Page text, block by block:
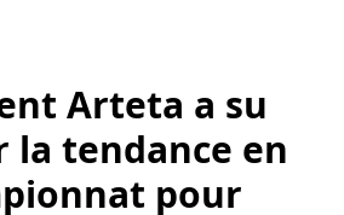
Arteta a su
la tendance en
pour